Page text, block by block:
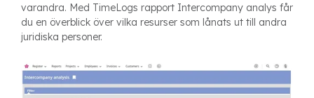
varandra. Med TimeLogs rapport Intercompany analys får
du en överblick över vilka resurser som lånats ut till andra
juridiska personer.